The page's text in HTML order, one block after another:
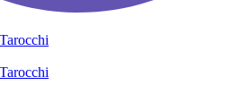
Tarocchi
Tarocchi